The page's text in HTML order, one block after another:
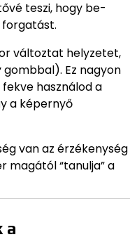
teszi, hogy be-
forgatást.
változtat helyzetet,
Ez nagyon
használod a
a képernyő
van az érzékenység
magától “tanulja” a
a